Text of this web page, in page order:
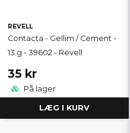
REVELL
Contacta - Gellim / Cement -
13 g - 39602 - Revell
35 kr
På lager
LÆG I KURV